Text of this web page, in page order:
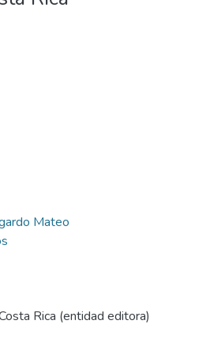
Mateo
Rica (entidad editora)